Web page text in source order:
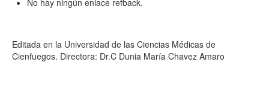
No hay ningún enlace refback.
Editada en la Universidad de las Ciencias Médicas de
Cienfuegos. Directora: Dr.C Dunia María Chavez Amaro